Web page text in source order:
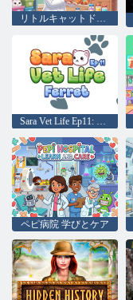
リトルキャットドクター2026
Sara Vet Life Ep11: フェレット
ペピ病院 学びとケア